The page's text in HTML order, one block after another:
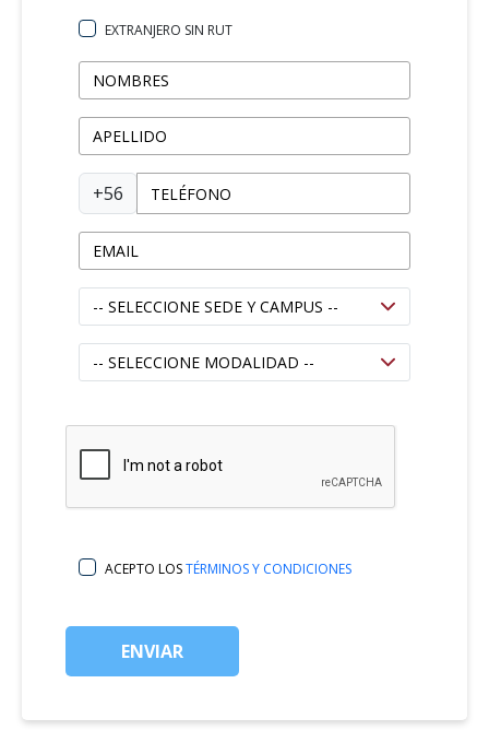
EXTRANJERO SIN RUT
+56
ACEPTO LOSTÉRMINOS Y CONDICIONES
ENVIAR